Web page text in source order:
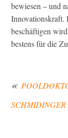
bewiesen – und
Innovationskraft.
beschäftigen
bestens für die
SCHMIDINGER